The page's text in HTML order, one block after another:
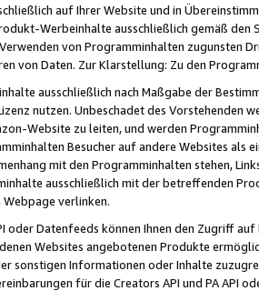
auf Ihrer Website und in
Werbeinhalte ausschließlich gemäß
von Programminhalten zugunsten
von Daten. Zur Klarstellung: Zu den
ausschließlich nach Maßgabe der
nutzen. Unbeschadet des Vorstehenden
Website zu leiten, und werden
Besucher auf andere Websites als
mit den Programminhalten stehen,
ausschließlich mit der betreffenden
verlinken.
oder Datenfeeds können Ihnen den Zugriff
Websites angebotenen Produkte
sonstigen Informationen oder Inhalte
für die Creators API und PA API